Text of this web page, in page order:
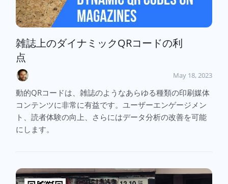
雑誌上のダイナミックQRコードの利
点
May 18, 2023
動的QRコードは、雑誌のようなあらゆる種類の印刷媒体
コンテンツに非常に有益です。ユーザーエンゲージメン
ト、読者体験の向上、さらにはデータ分析の改善を可能
にします。